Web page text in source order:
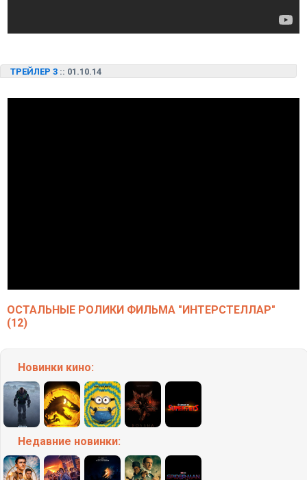
ТРЕЙЛЕР 3 :: 01.10.14
ОСТАЛЬНЫЕ РОЛИКИ ФИЛЬМА "ИНТЕРСТЕЛЛАР"
(12)
Новинки кино:
Недавние новинки: